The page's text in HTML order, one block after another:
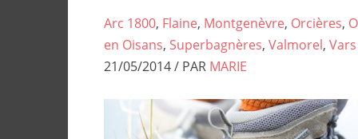
Arc 1800, Flaine, Montgenèvre, Orcières,
en Oisans, Superbagnères, Valmorel, Vars
21/05/2014 / PAR MARIE